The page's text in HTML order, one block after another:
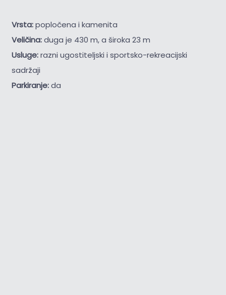
Vrsta:popločena i kamenita
Veličina:duga je 430 m, a široka 23 m
Usluge:razni ugostiteljski i sportsko-rekreacijski
sadržaji
Parkiranje:da